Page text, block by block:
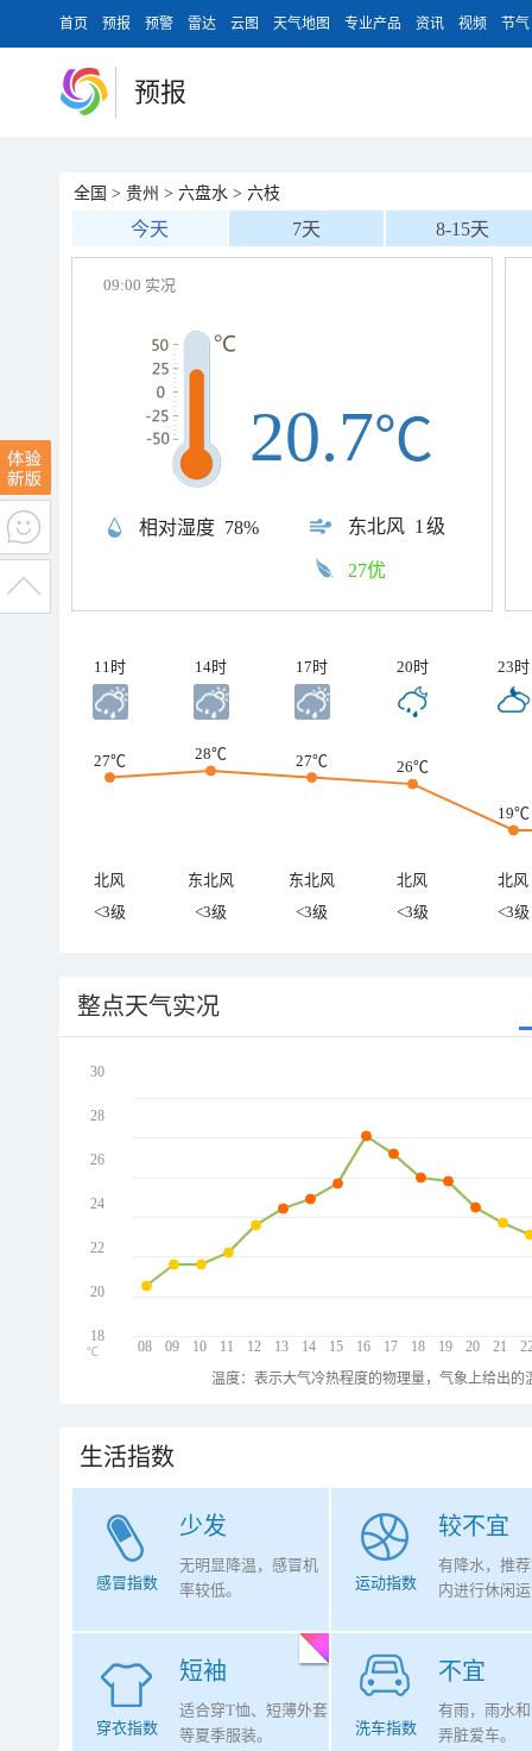
首页 预报 预警 雷达 云图 天气地图 专业产品 资讯 视频 节气
预报
全国 > 贵州 > 六盘水 > 六枝
今天 7天 8-15天
09:00 实况
相对湿度 78% 东北风 1级
20.7℃
27优
11时 14时 17时 20时 23时
27℃ 28℃ 27℃ 26℃
19℃
北风 东北风 东北风 北风
北风
<3级
<3级 <3级 <3级 <3级
整点天气实况
08 09 10 11 12 13 14 15 16 17 18 19 20 21
30
28
26
24
22
20
18
℃
温度：表示大气冷热程度的物理量，气象上给出
生活指数
少发
感冒指数
无明显降温，感冒机
率较低。
较不宜
运动指数
有降水，推
内进行休闲
短袖
穿衣指数
适合穿T恤、短薄外套
等夏季服装。
不宜
洗车指数
有雨，雨水
弄脏爱车。